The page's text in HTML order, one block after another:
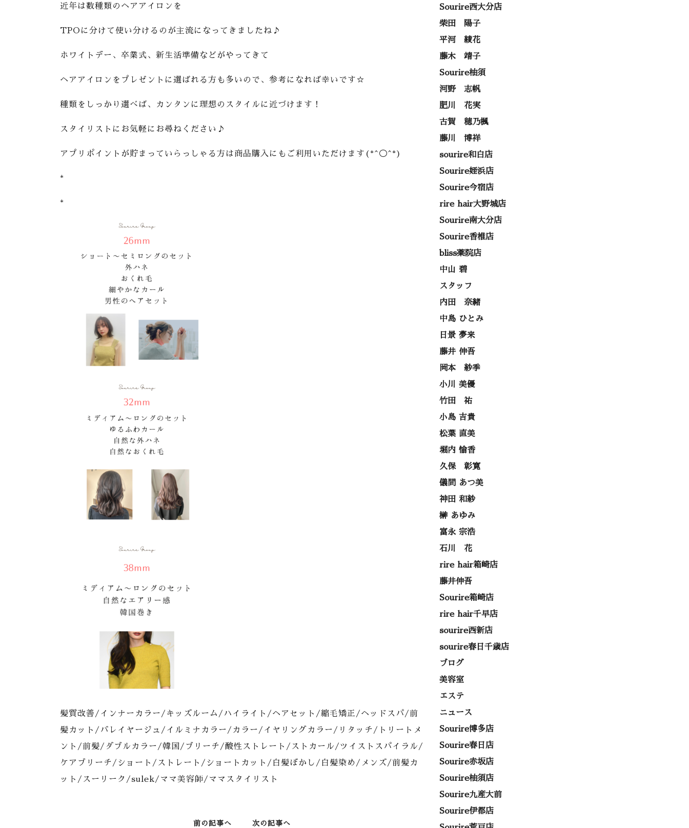
近年は数種類のヘアアイロンを
TPOに分けて使い分けるのが主流になってきましたね♪
ホワイトデー、卒業式、新生活準備などがやってきて
ヘアアイロンをプレゼントに選ばれる方も多いので、参考になれば幸いです☆
種類をしっかり選べば、カンタンに理想のスタイルに近づけます！
スタイリストにお気軽にお尋ねください♪
アプリポイントが貯まっていらっしゃる方は商品購入にもご利用いただけます(*^◯^*)
*
*
髪質改善/インナーカラー/キッズルーム/ハイライト/ヘアセット/縮毛矯正/ヘッドスパ/前
髪カット/バレイヤージュ/イルミナカラー/カラー/イヤリングカラー/リタッチ/トリートメ
ント/前髪/ダブルカラー/韓国/ブリーチ/酸性ストレート/ストカール/ツイストスパイラル/
ケアブリーチ/ショート/ストレート/ショートカット/白髪ぼかし/白髪染め/メンズ/前髪カ
ット/スーリーク/sulek/ママ美容師/ママスタイリスト
前の記事へ 次の記事へ
Sourire西大分店
柴田 陽子
平河 綾花
藤木 靖子
Sourire柚須
河野 志帆
肥川 花実
古賀 穂乃楓
藤川 博祥
sourire和白店
Sourire姪浜店
Sourire今宿店
rire hair大野城店
Sourire南大分店
Sourire香椎店
bliss薬院店
中山 碧
スタッフ
内田 奈緒
中島 ひとみ
日景 夢来
藤井 伸吾
岡本 紗季
小川 美優
竹田 祐
小島 吉貴
松葉 直美
堀内 愉香
久保 彰寛
儀間 あつ美
神田 和紗
榊 あゆみ
富永 宗浩
石川 花
rire hair箱崎店
藤井伸吾
Sourire箱崎店
rire hair千早店
sourire西新店
sourire春日千歳店
ブログ
美容室
エステ
ニュース
Sourire博多店
Sourire春日店
Sourire赤坂店
Sourire柚須店
Sourire九産大前
Sourire伊都店